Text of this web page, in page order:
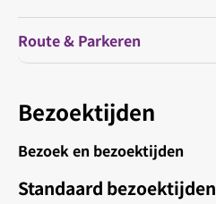
Route & Parkeren
Bezoektijden
Bezoek en bezoektijden
Standaard bezoektijden